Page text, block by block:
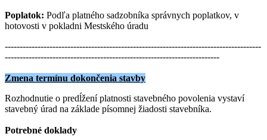
Poplatok: Podľa platného sadzobníka správnych poplatkov, v
hotovosti v pokladni Mestského úradu
--------------------------------------------------------------------------------------
------------------------------------------------------------------------
Zmena termínu dokončenia stavby
Rozhodnutie o predĺžení platnosti stavebného povolenia vystaví
stavebný úrad na základe písomnej žiadosti stavebníka.
Potrebné doklady